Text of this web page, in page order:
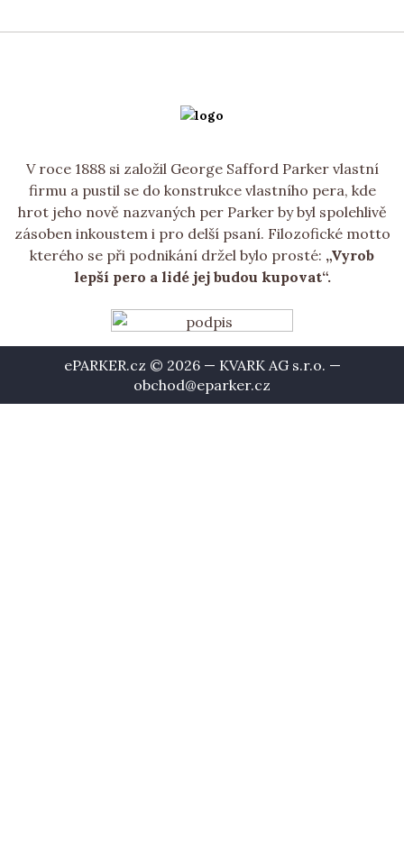
V roce 1888 si založil George Safford Parker vlastní
firmu a pustil se do konstrukce vlastního pera, kde
hrot jeho nově nazvaných per Parker by byl spolehlivě
zásoben inkoustem i pro delší psaní. Filozofické motto
kterého se při podnikání držel bylo prosté: „Vyrob
lepší pero a lidé jej budou kupovat“.
ePARKER.cz © 2026 — KVARK AG s.r.o. —
obchod@eparker.cz